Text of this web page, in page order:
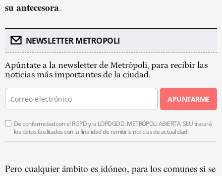
su antecesora.
NEWSLETTER METROPOLI
Apúntate a la newsletter de Metrópoli, para recibir las
noticias más importantes de la ciudad.
APUNTARME
De conformidad con el RGPD y la LOPDGDD, METRÓPOLI ABIERTA, SLU tratará
los datos facilitados con la finalidad de remitirle noticias de actualidad.
Pero cualquier ámbito es idóneo, para los comunes si se